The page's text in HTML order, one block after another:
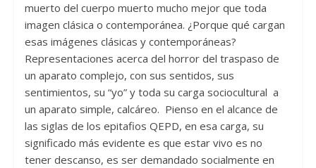
muerto del cuerpo muerto mucho mejor que toda
imagen clásica o contemporánea. ¿Porque qué cargan
esas imágenes clásicas y contemporáneas?
Representaciones acerca del horror del traspaso de
un aparato complejo, con sus sentidos, sus
sentimientos, su “yo” y toda su carga sociocultural a
un aparato simple, calcáreo. Pienso en el alcance de
las siglas de los epitafios QEPD, en esa carga, su
significado más evidente es que estar vivo es no
tener descanso, es ser demandado socialmente en